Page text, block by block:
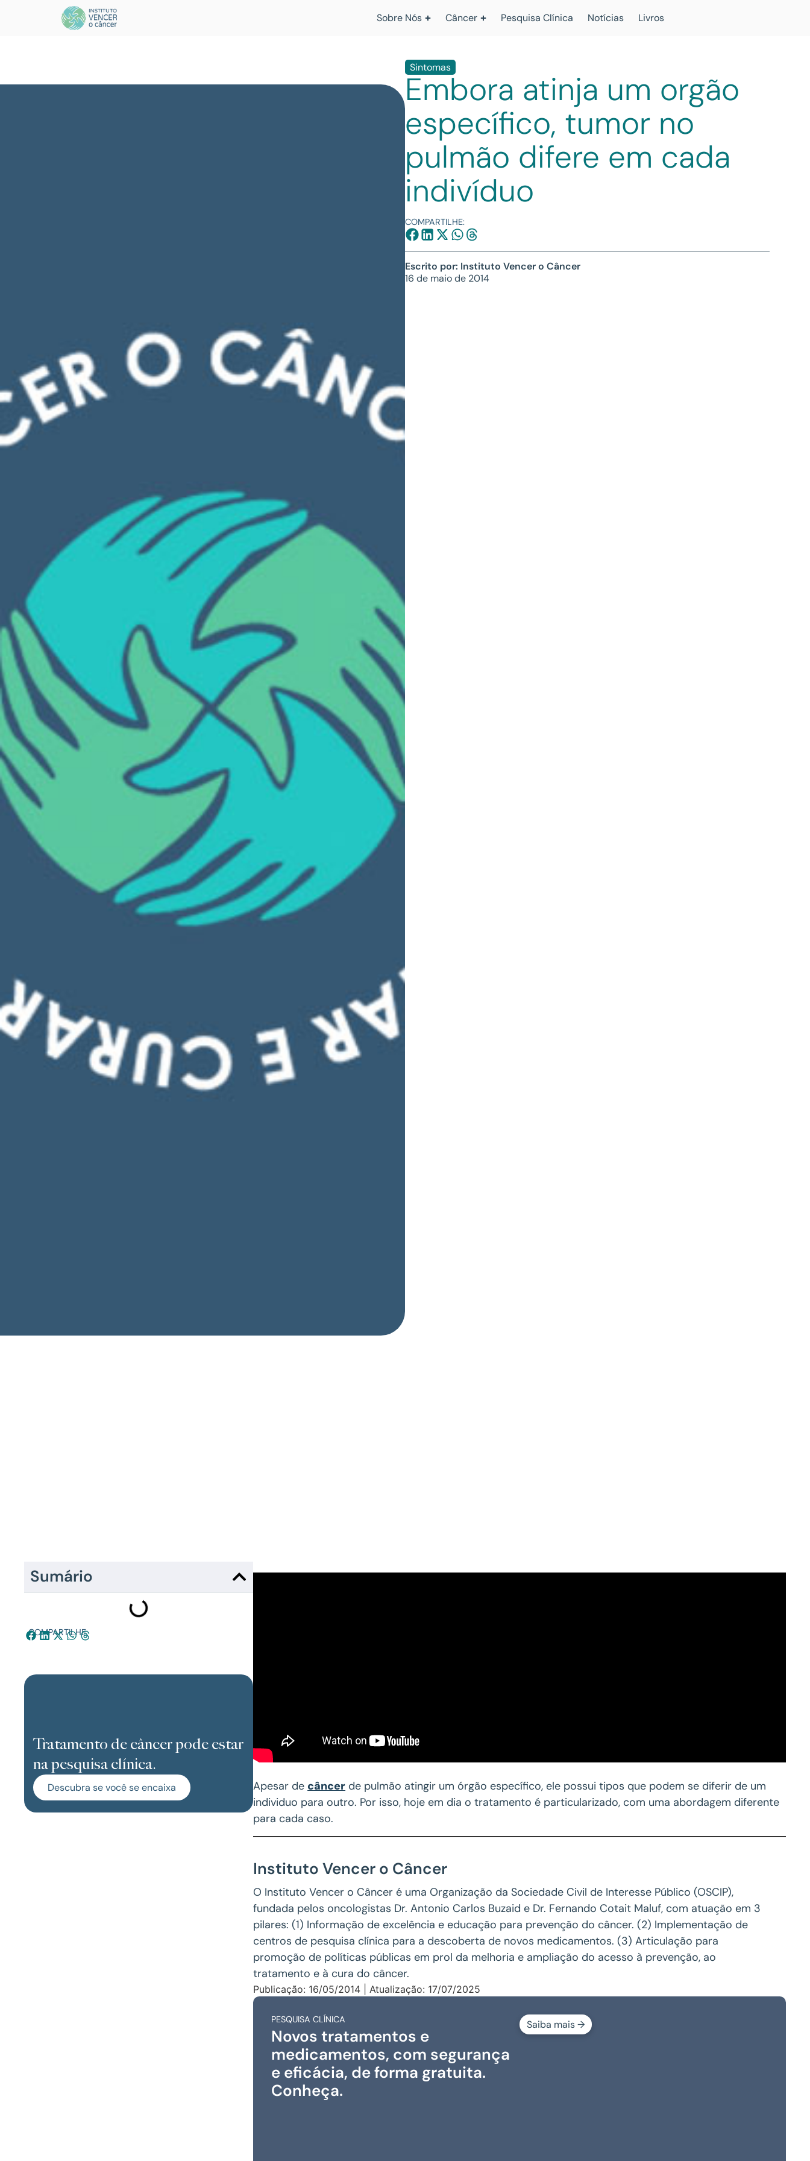
Sobre Nós Câncer Pesquisa Clínica Notícias Livros
Sintomas
Embora atinja um orgão
específico, tumor no
pulmão difere em cada
indivíduo
COMPARTILHE:
Escrito por: Instituto Vencer o Câncer
16 de maio de 2014
Sumário
COMPARTILHE:
Tratamento de câncer pode estar
na pesquisa clínica.
Descubra se você se encaixa Apesar de câncer de pulmão atingir um órgão específico, ele possui tipos que podem se diferir de um
individuo para outro. Por isso, hoje em dia o tratamento é particularizado, com uma abordagem diferente
para cada caso.
Instituto Vencer o Câncer
O Instituto Vencer o Câncer é uma Organização da Sociedade Civil de Interesse Público (OSCIP),
fundada pelos oncologistas Dr. Antonio Carlos Buzaid e Dr. Fernando Cotait Maluf, com atuação em 3
pilares: (1) Informação de excelência e educação para prevenção do câncer. (2) Implementação de
centros de pesquisa clínica para a descoberta de novos medicamentos. (3) Articulação para
promoção de políticas públicas em prol da melhoria e ampliação do acesso à prevenção, ao
tratamento e à cura do câncer.
Publicação: 16/05/2014 | Atualização: 17/07/2025
PESQUISA CLÍNICA
Novos tratamentos e
medicamentos, com segurança
e eficácia, de forma gratuita.
Conheça.
Saiba mais →